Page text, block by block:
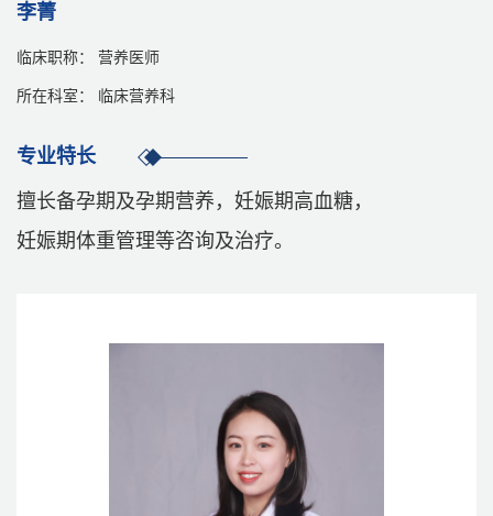
李菁
临床职称： 营养医师
所在科室： 临床营养科
专业特长
擅长备孕期及孕期营养，妊娠期高血糖，
妊娠期体重管理等咨询及治疗。